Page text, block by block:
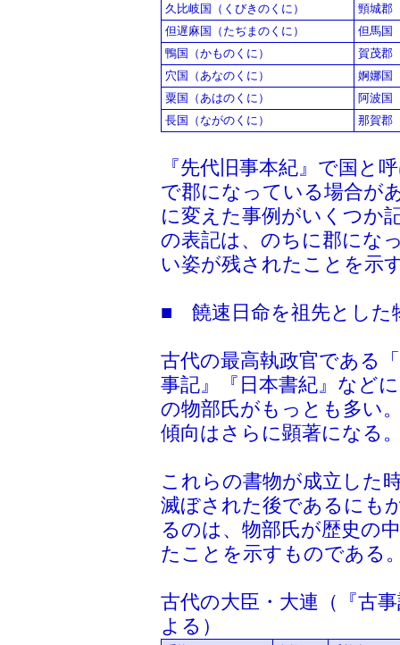
久比岐国（くびきのくに）
頸城郡
但遅麻国（たぢまのくに）
但馬国
鴨国（かものくに）
賀茂郡
穴国（あなのくに）
婀娜国
粟国（あはのくに）
阿波国
長国（ながのくに）
那賀郡
『先代旧事本紀』で国と
で郡になっている場合が
に変えた事例がいくつか
の表記は、のちに郡にな
い姿が残されたことを示
■ 饒速日命を祖先とした
古代の最高執政官である
事記』『日本書紀』など
の物部氏がもっとも多い
傾向はさらに顕著になる
これらの書物が成立した
滅ぼされた後であるにも
るのは、物部氏が歴史の
たことを示すものである
古代の大臣・大連（『古
よる）